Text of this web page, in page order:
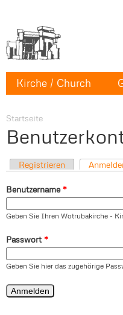
Kirche / Church
Startseite
Registrieren
Benutzername *
Geben Sie Ihren Wotrubakirche -
Passwort *
Geben Sie hier das zugehörige